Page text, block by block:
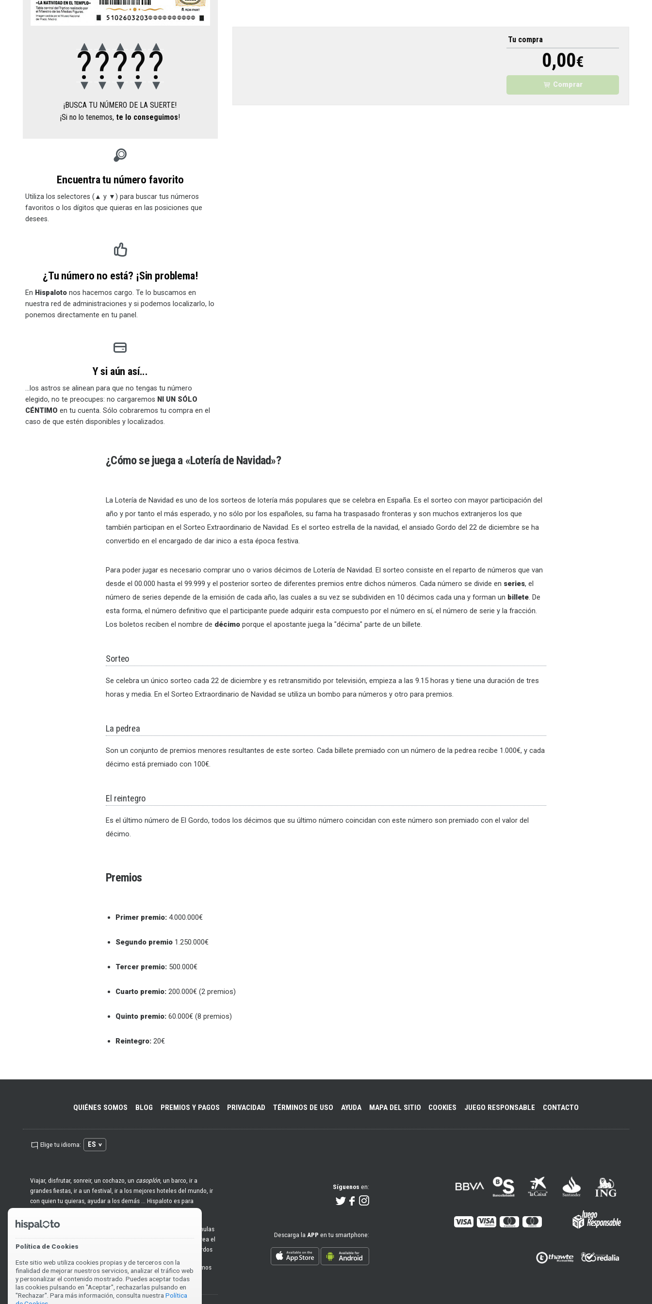
?????
¡BUSCA TU NÚMERO DE LA SUERTE!
¡Si no lo tenemos, te lo conseguimos!
Encuentra tu número favorito
Utiliza los selectores (▲ y ▼) para buscar tus números
favoritos o los dígitos que quieras en las posiciones que
desees.
¿Tu número no está? ¡Sin problema!
En Hispalotonos hacemos cargo. Te lo buscamos en
nuestra red de administraciones y si podemos localizarlo, lo
ponemos directamente en tu panel.
Y si aún así...
...los astros se alinean para que no tengas tu número
elegido, no te preocupes: no cargaremos NI UN SÓLO
CÉNTIMO en tu cuenta. Sólo cobraremos tu compra en el
caso de que estén disponibles y localizados.
Tu compra
0,00€
Comprar
¿Cómo se juega a «Lotería de Navidad»?
La Lotería de Navidad es uno de los sorteos de lotería más populares que se celebra en España. Es el sorteo con mayor participación del
año y por tanto el más esperado, y no sólo por los españoles, su fama ha traspasado fronteras y son muchos extranjeros los que
también participan en el Sorteo Extraordinario de Navidad. Es el sorteo estrella de la navidad, el ansiado Gordo del 22 de diciembre se ha
convertido en el encargado de dar inico a esta época festiva.
Para poder jugar es necesario comprar uno o varios décimos de Lotería de Navidad. El sorteo consiste en el reparto de números que van
desde el 00.000 hasta el 99.999 y el posterior sorteo de diferentes premios entre dichos números. Cada número se divide en series, el
número de series depende de la emisión de cada año, las cuales a su vez se subdividen en 10 décimos cada una y forman un billete. De
esta forma, el número definitivo que el participante puede adquirir esta compuesto por el número en sí, el número de serie y la fracción.
Los boletos reciben el nombre de décimo porque el apostante juega la "décima" parte de un billete.
Sorteo
Se celebra un único sorteo cada 22 de diciembre y es retransmitido por televisión, empieza a las 9.15 horas y tiene una duración de tres
horas y media. En el Sorteo Extraordinario de Navidad se utiliza un bombo para números y otro para premios.
La pedrea
Son un conjunto de premios menores resultantes de este sorteo. Cada billete premiado con un número de la pedrea recibe 1.000€, y cada
décimo está premiado con 100€.
El reintegro
Es el último número de El Gordo, todos los décimos que su último número coincidan con este número son premiado con el valor del
décimo.
Premios
Primer premio: 4.000.000€
Segundo premio 1.250.000€
Tercer premio: 500.000€
Cuarto premio: 200.000€ (2 premios)
Quinto premio: 60.000€ (8 premios)
Reintegro: 20€
QUIÉNES SOMOS BLOG PREMIOS Y PAGOS PRIVACIDAD TÉRMINOS DE USO AYUDA MAPA DEL SITIO COOKIES JUEGO RESPONSABLE CONTACTO
Elige tu idioma: ES
Viajar, disfrutar, sonreir, un cochazo, un casoplón, un barco, ir a
grandes fiestas, ir a un festival, ir a los mejores hoteles del mundo, ir
con quien tu quieras, ayudar a los demás ... Hispaloto es para
Y para conseguir todo eso, lo mejor es tener un gran aliado: fórmulas
matemáticas, peñas gigantes, grupos públicos de jugadores o crea el
tuyo con tus amig@s, máxima seguridad y sin perder tus resguardos
Bienvenid@ a la loteríapremium, es hora de ganar, ¿a qué jugamos
hoy?
Síguenos en:
Descarga la APP en tu smartphone:
Política de Cookies
Este sitio web utiliza cookies propias y de terceros con la
finalidad de mejorar nuestros servicios, analizar el tráfico web
y personalizar el contenido mostrado. Puedes aceptar todas
las cookies pulsando en "Aceptar", rechazarlas pulsando en
"Rechazar". Para más información, consulta nuestra Política